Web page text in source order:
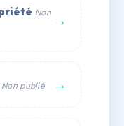
Non →
Non publié →